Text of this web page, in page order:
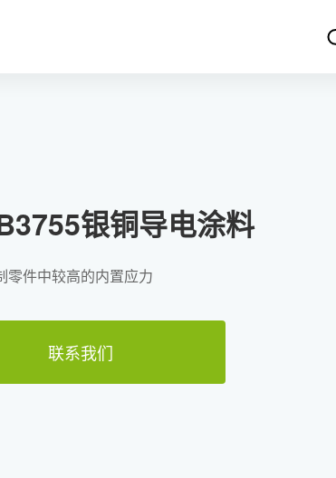
银铜导电涂料
零件中较高的内置应力
联系我们